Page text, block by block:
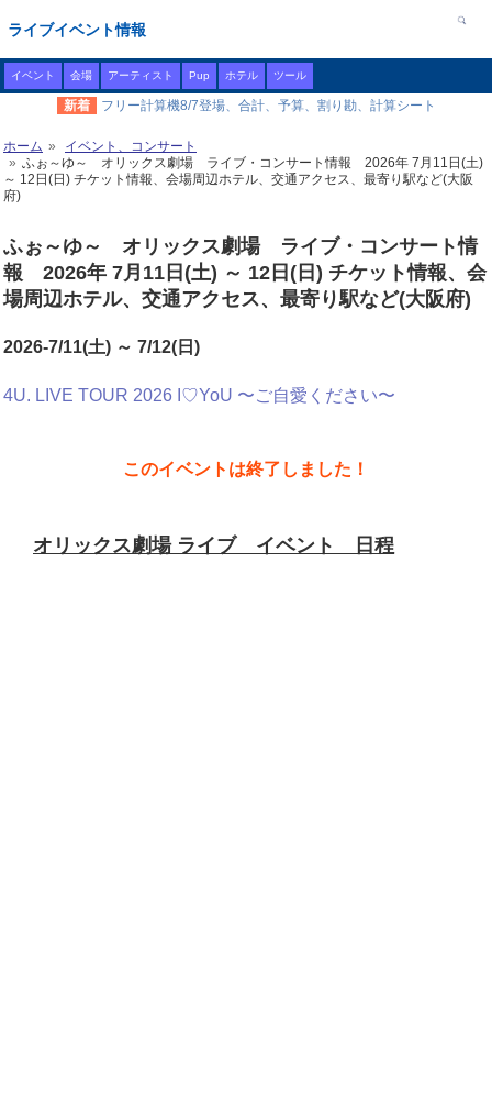
ライブイベント情報
イベント 会場 アーティスト Pup ホテル ツール
新着 フリー計算機8/7登場、合計、予算、割り勘、計算シート
ホーム
イベント、コンサート
ふぉ～ゆ～ オリックス劇場 ライブ・コンサート情報 2026年 7月11日(土)
～ 12日(日) チケット情報、会場周辺ホテル、交通アクセス、最寄り駅など(大阪
府)
ふぉ～ゆ～ オリックス劇場 ライブ・コンサート情
報 2026年 7月11日(土) ～ 12日(日) チケット情報、会
場周辺ホテル、交通アクセス、最寄り駅など(大阪府)
2026-7/11(土) ～ 7/12(日)
4U. LIVE TOUR 2026 I♡YoU 〜ご自愛ください〜
このイベントは終了しました！
オリックス劇場 ライブ イベント 日程